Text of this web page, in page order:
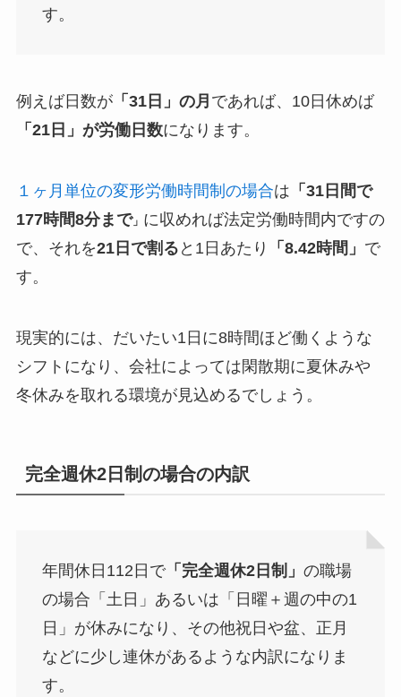
す。
例えば日数が「31日」の月 であれば、10日休めば
「21日」が労働日数になります。
１ヶ月単位の変形労働時間制の場合は 「31日間で
177時間8分まで」 に収めれば法定労働時間内ですの
で、それを21日で割る と1日あたり 「8.42時間」 で
す。
現実的には、だいたい1日に8時間ほど働くような
シフトになり、会社によっては閑散期に夏休みや
冬休みを取れる環境が見込めるでしょう。
完全週休2日制の場合の内訳
年間休日112日で「完全週休2日制」 の職場
の場合「土日」あるいは「日曜＋週の中の1
日」が休みになり、その他祝日や盆、正月
などに少し連休があるような内訳になりま
す。